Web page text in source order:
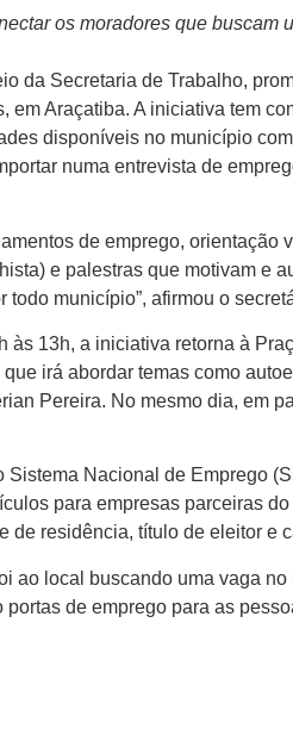
os moradores que buscam
da Secretaria de Trabalho,
em Araçatiba. A iniciativa tem
disponíveis no município
numa entrevista de
de emprego,
e palestras que motivam e
todo município”, afirmou o
às 13h, a iniciativa retorna à
que irá abordar temas como
Pereira. No mesmo dia, em
Sistema Nacional de Emprego
para empresas parceiras
de residência, título de eleitor e
ao local buscando uma vaga
de emprego para as